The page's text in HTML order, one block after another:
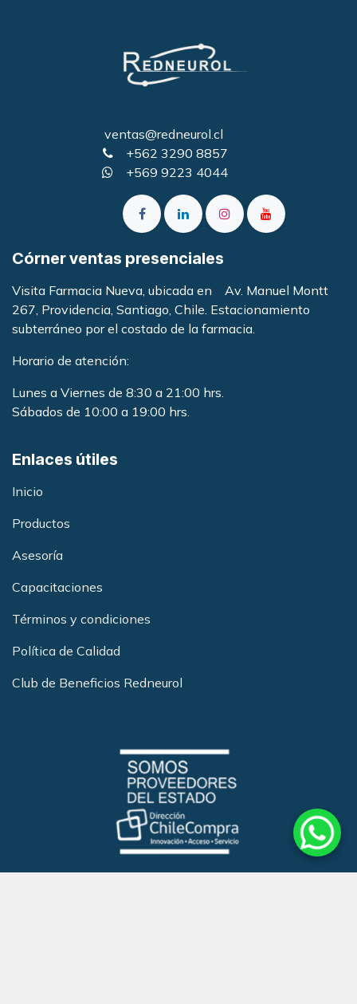
ventas@redneurol.cl
+562 3290 8857
+569 9223 4044
Córner ventas presenciales
Visita Farmacia Nueva, ubicada en Av. Manuel Montt
267, Providencia, Santiago, Chile. Estacionamiento
subterráneo por el costado de la farmacia
Horario de atención:
Lunes a Viernes de 8:30 a 21:00 hrs.
Sábados de 10:00 a 19:00 hrs.
Enlaces útiles
Inicio
Productos
Asesoría
Capacitaciones
Términos y condiciones
Política de Calidad
Club de Beneficios Redneurol